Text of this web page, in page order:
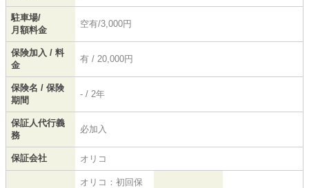
駐車場/
月額料金
空有/3,000円
保険加入 / 料
金
有 / 20,000円
保険名 / 保険
期間
- / 2年
保証人代行義
務
必加入
保証会社 オリコ
オリコ：初回保